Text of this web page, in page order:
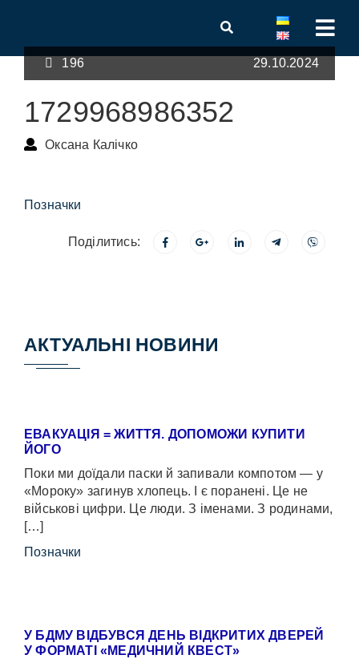
196 29.10.2024
1729968986352
Оксана Калічко
Позначки
Поділитись:
АКТУАЛЬНІ НОВИНИ
ЕВАКУАЦІЯ = ЖИТТЯ. ДОПОМОЖИ КУПИТИ
ЙОГО
Поки ми доїдали паски й запивали компотом — у
«Мороку» загинув хлопець. І є поранені. Це не
військові цифри. Це люди. З іменами. З родинами,
[…]
Позначки
У БДМУ ВІДБУВСЯ ДЕНЬ ВІДКРИТИХ ДВЕРЕЙ
У ФОРМАТІ «МЕДИЧНИЙ КВЕСТ»